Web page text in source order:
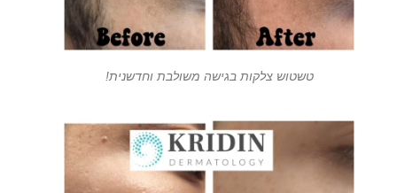
טשטוש צלקות בגישה משולבת וחדשנית!